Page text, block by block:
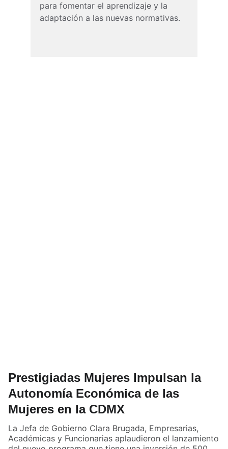
para fomentar el aprendizaje y la
adaptación a las nuevas normativas.
Prestigiadas Mujeres Impulsan la
Autonomía Económica de las
Mujeres en la CDMX
La Jefa de Gobierno Clara Brugada, Empresarias,
Académicas y Funcionarias aplaudieron el lanzamiento